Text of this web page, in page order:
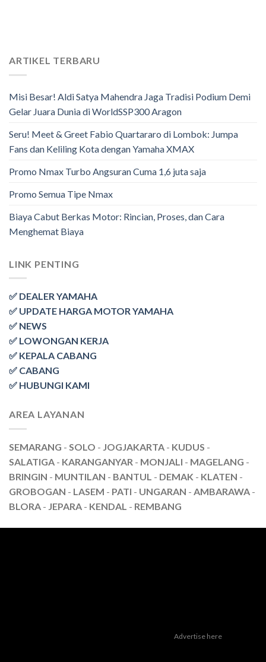
ARTIKEL TERBARU
Misi Besar! Aldi Satya Mahendra Jaga Tradisi Podium Demi
Gelar Juara Dunia di WorldSSP300 Aragon
Seru! Meet & Greet Fabio Quartararo di Lombok: Jumpa
Fans dan Keliling Kota dengan Yamaha XMAX
Promo Nmax Turbo Angsuran Cuma 1,6 juta saja
Promo Semua Tipe Nmax
Biaya Cabut Berkas Motor: Rincian, Proses, dan Cara
Menghemat Biaya
LINK PENTING
✅ DEALER YAMAHA
✅ UPDATE HARGA MOTOR YAMAHA
✅ NEWS
✅ LOWONGAN KERJA
✅ KEPALA CABANG
✅ CABANG
✅ HUBUNGI KAMI
AREA LAYANAN
SEMARANG - SOLO - JOGJAKARTA - KUDUS -
SALATIGA - KARANGANYAR - MONJALI - MAGELANG -
BRINGIN - MUNTILAN - BANTUL - DEMAK - KLATEN -
GROBOGAN - LASEM - PATI - UNGARAN - AMBARAWA -
BLORA - JEPARA - KENDAL - REMBANG
Advertise here